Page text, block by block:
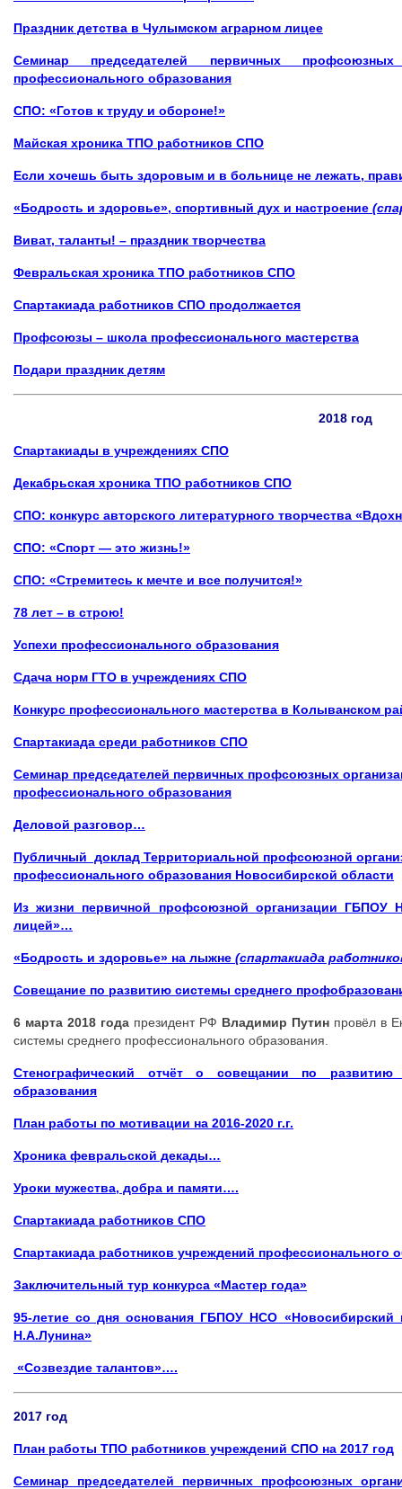
Праздник детства в Чулымском аграрном лицее
Семинар председателей первичных
профессионального образования
СПО: «Готов к труду и обороне!»
Майская хроника ТПО работников СПО
Если хочешь быть здоровым и в больнице не лежать,
«Бодрость и здоровье», спортивный дух и настроение
Виват, таланты! – праздник творчества
Февральская хроника ТПО работников СПО
Спартакиада работников СПО продолжается
Профсоюзы – школа профессионального мастерства
Подари праздник детям
2018 год
Спартакиады в учреждениях СПО
Декабрьская хроника ТПО работников СПО
СПО: конкурс авторского литературного творчества
СПО: «Спорт — это жизнь!»
СПО: «Стремитесь к мечте и все получится!»
78 лет – в строю!
Успехи профессионального образования
Сдача норм ГТО в учреждениях СПО
Конкурс профессионального мастерства в Колыванском
Спартакиада среди работников СПО
Семинар председателей первичных профсоюзных
профессионального образования
Деловой разговор…
Публичный доклад Территориальной профсоюзной
профессионального образования Новосибирской области
Из жизни первичной профсоюзной организации
лицей»…
«Бодрость и здоровье» на лыжне (спартакиада
Совещание по развитию системы среднего
6 марта 2018 года президент РФ Владимир Путин провёл в
системы среднего профессионального образования.
Стенографический отчёт о совещании по развитию
образования
План работы по мотивации на 2016-2020 г.г.
Хроника февральской декады…
Уроки мужества, добра и памяти….
Спартакиада работников ​СПО
Спартакиада работников учреждений профессионального
Заключительный тур конкурса «Мастер года»
95-летие со дня основания ГБПОУ НСО «Новосибирский
Н.А.Лунина»
«Созвездие талантов»….
2017 год
План работы ТПО работников учреждений СПО на 2017 год
Семинар председателей первичных профсоюзных